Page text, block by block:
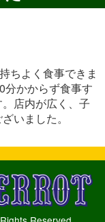
ちよく食事できま
分かからず食事す
店内が広く、子
いました。